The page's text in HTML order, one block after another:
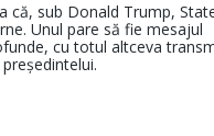
că, sub Donald Trump,
Unul pare să fie mesajul
cu totul altceva